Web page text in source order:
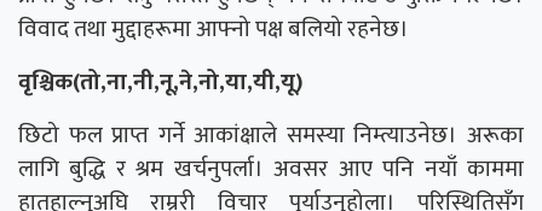
विवाद तथा मुद्दाहरूमा आफ्नो पक्ष बलियो रहनेछ।
वृश्चिक(तो,ना,नी,नू,ने,नो,या,यी,यू)
छिटो फल प्राप्त गर्ने आकांक्षाले समस्या निम्त्याउनेछ। अरूका
लागि बुद्धि र श्रम खर्चनुपर्ला। अवसर आए पनि नयाँ काममा
हातहाल्नुअघि राम्ररी विचार पुर्याउनुहोला। परिस्थितिसँग